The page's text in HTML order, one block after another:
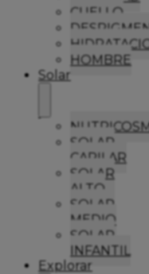
CUELLO
HOMBRE
Solar
SOLAR
CAPILAR
SOLAR
ALTO
SOLAR
MEDIO
SOLAR
INFANTIL
Explorar